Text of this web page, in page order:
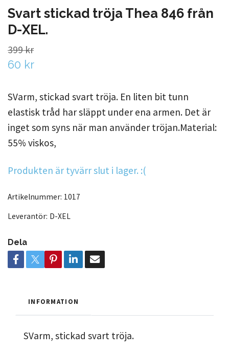
Svart stickad tröja Thea 846 från
D-XEL.
399 kr
60 kr
SVarm, stickad svart tröja. En liten bit tunn
elastisk tråd har släppt under ena armen. Det är
inget som syns när man använder tröjan.Material:
55% viskos,
Produkten är tyvärr slut i lager. :(
Artikelnummer: 1017
Leverantör: D-XEL
Dela
INFORMATION
SVarm, stickad svart tröja.